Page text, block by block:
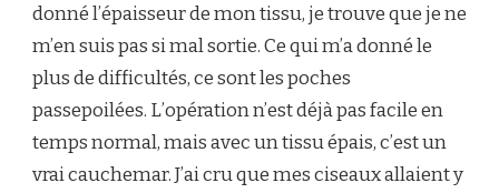
donné l’épaisseur de mon tissu, je trouve que je ne
m’en suis pas si mal sortie. Ce qui m’a donné le
plus de difficultés, ce sont les poches
passepoilées. L’opération n’est déjà pas facile en
temps normal, mais avec un tissu épais, c’est un
vrai cauchemar. J’ai cru que mes ciseaux allaient y